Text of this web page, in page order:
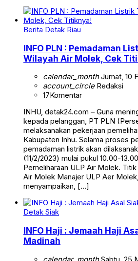
Berita Detak Riau
INFO PLN : Pemadaman
Wilayah Air Molek, Cek
calendar_monthJumat, 10
account_circleRedaksi
17Komentar
INHU, detak24.com – Guna
kepada pelanggan, PT PLN
melaksanakan pekerjaan
Kabupaten Inhu. Selama proses
pemadaman listrik akan
(11/2/2023) mulai pukul 10.00-
Pemeliharaan ULP Air Molek.
Air Molek Manajer ULP Aer
menyampaikan, […]
Detak Siak
INFO Haji : Jemaah Haji
Madinah
calendar_monthSabtu, 25